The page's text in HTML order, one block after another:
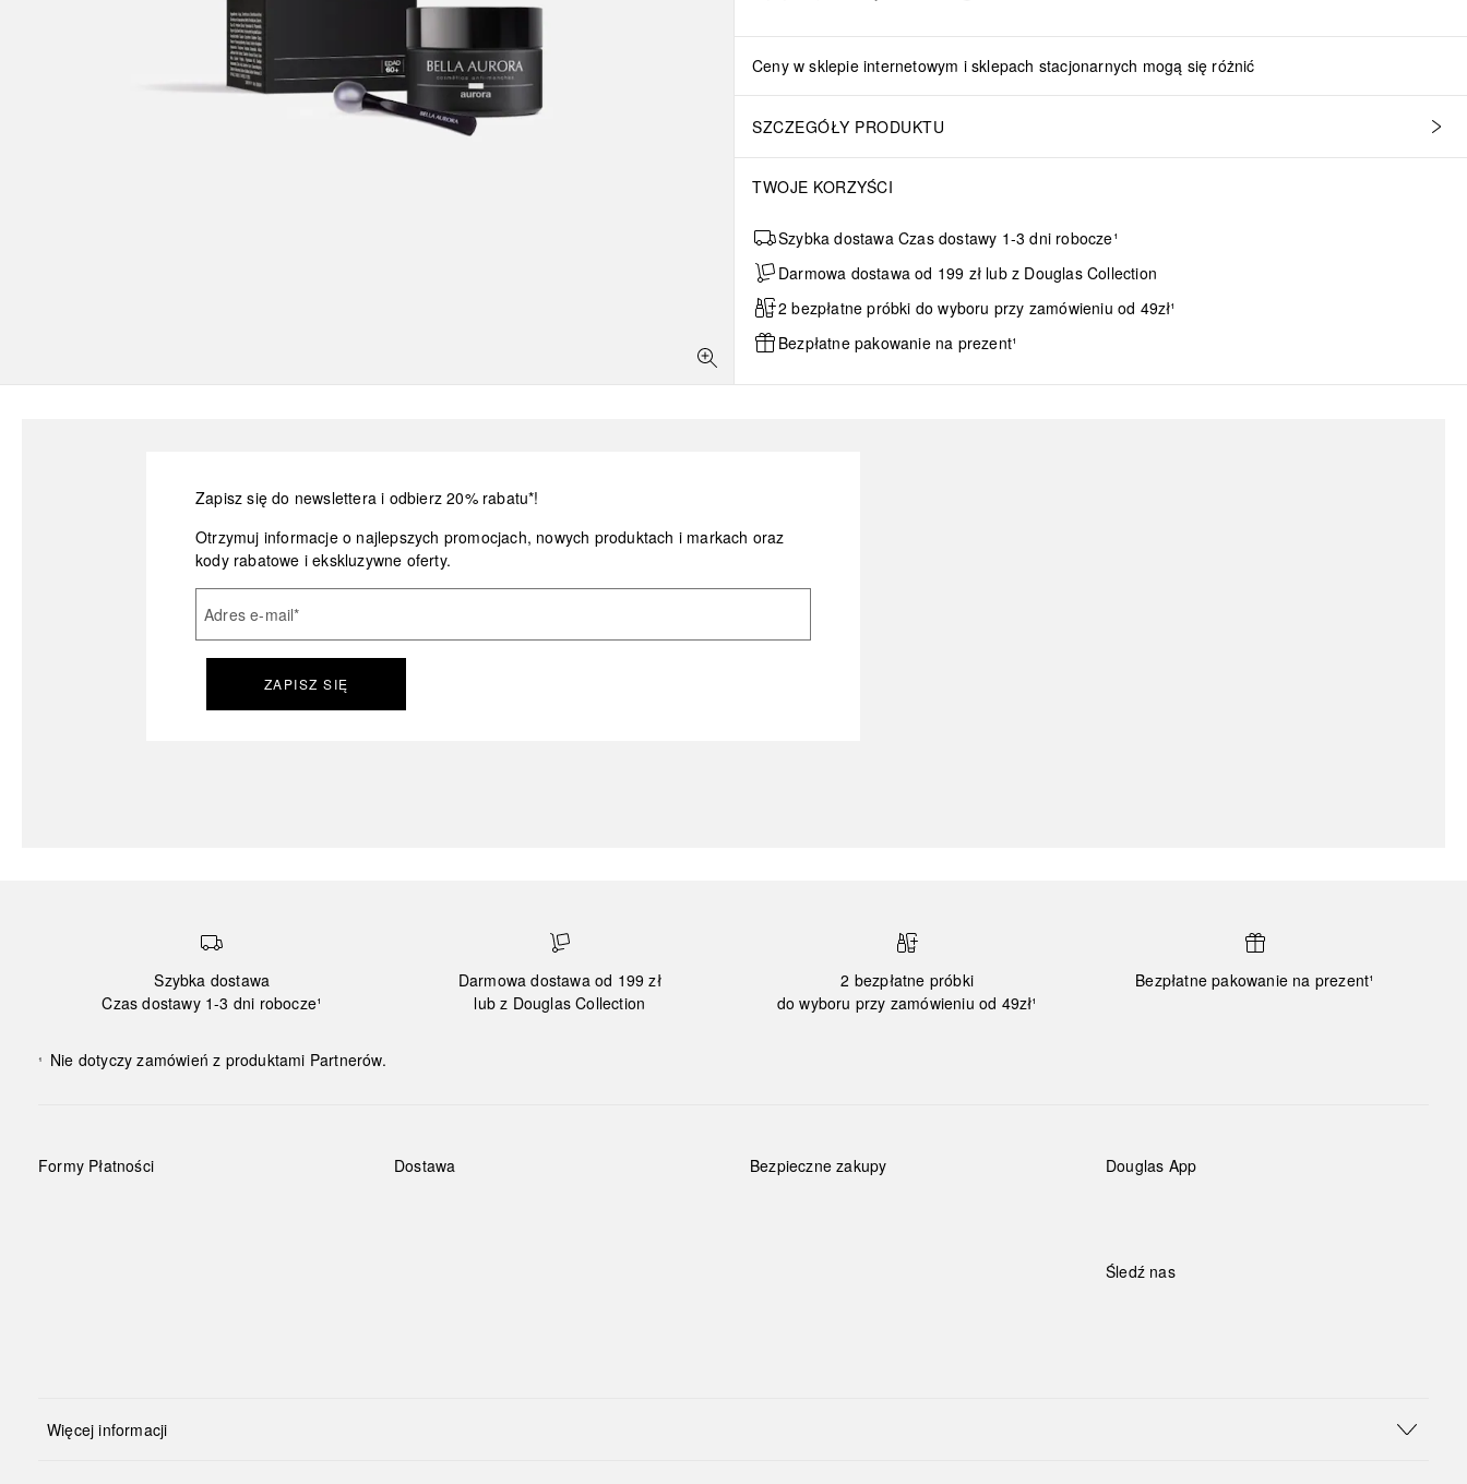
Ceny w sklepie internetowym i sklepach stacjonarnych mogą się różnić
SZCZEGÓŁY PRODUKTU
TWOJE KORZYŚCI
Szybka dostawa Czas dostawy 1-3 dni robocze¹
Darmowa dostawa od 199 zł lub z Douglas Collection
2 bezpłatne próbki do wyboru przy zamówieniu od 49zł¹
Bezpłatne pakowanie na prezent¹
Zapisz się do newslettera i odbierz 20% rabatu*!
Otrzymuj informacje o najlepszych promocjach, nowych produktach i markach oraz
kody rabatowe i ekskluzywne oferty.
Adres e-mail*
ZAPISZ SIĘ
Szybka dostawa
Czas dostawy 1-3 dni robocze¹
Darmowa dostawa od 199 zł
lub z Douglas Collection
2 bezpłatne próbki
do wyboru przy zamówieniu od 49zł¹
Bezpłatne pakowanie na prezent¹
¹ Nie dotyczy zamówień z produktami Partnerów.
Formy Płatności Dostawa Bezpieczne zakupy Douglas App
Śledź nas
Więcej informacji